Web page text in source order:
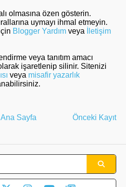
olmasına özen gösterin.
uymayı ihmal etmeyin.
Blogger Yardım veya
İletişim
veya tanıtım amacı
işaretlenip silinir. Sitenizi
veya misafir yazarlık
Önceki Kayıt
Ana Sayfa